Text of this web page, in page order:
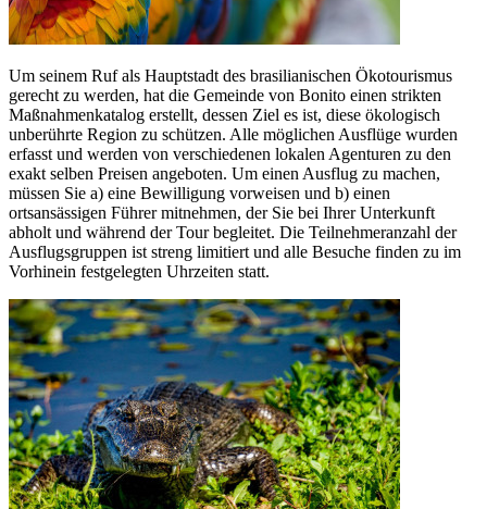
Um seinem Ruf als Hauptstadt des brasilianischen Ökotourismus
gerecht zu werden, hat die Gemeinde von Bonito einen strikten
Maßnahmenkatalog erstellt, dessen Ziel es ist, diese ökologisch
unberührte Region zu schützen. Alle möglichen Ausflüge wurden
erfasst und werden von verschiedenen lokalen Agenturen zu den
exakt selben Preisen angeboten. Um einen Ausflug zu machen,
müssen Sie a) eine Bewilligung vorweisen und b) einen
ortsansässigen Führer mitnehmen, der Sie bei Ihrer Unterkunft
abholt und während der Tour begleitet. Die Teilnehmeranzahl der
Ausflugsgruppen ist streng limitiert und alle Besuche finden zu im
Vorhinein festgelegten Uhrzeiten statt.